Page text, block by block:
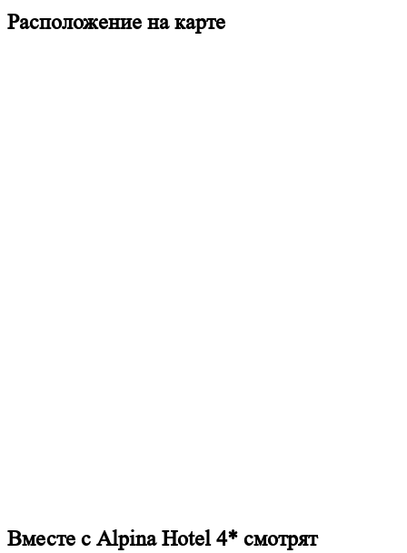
Расположение на карте
Вместе с Alpina Hotel 4* смотрят